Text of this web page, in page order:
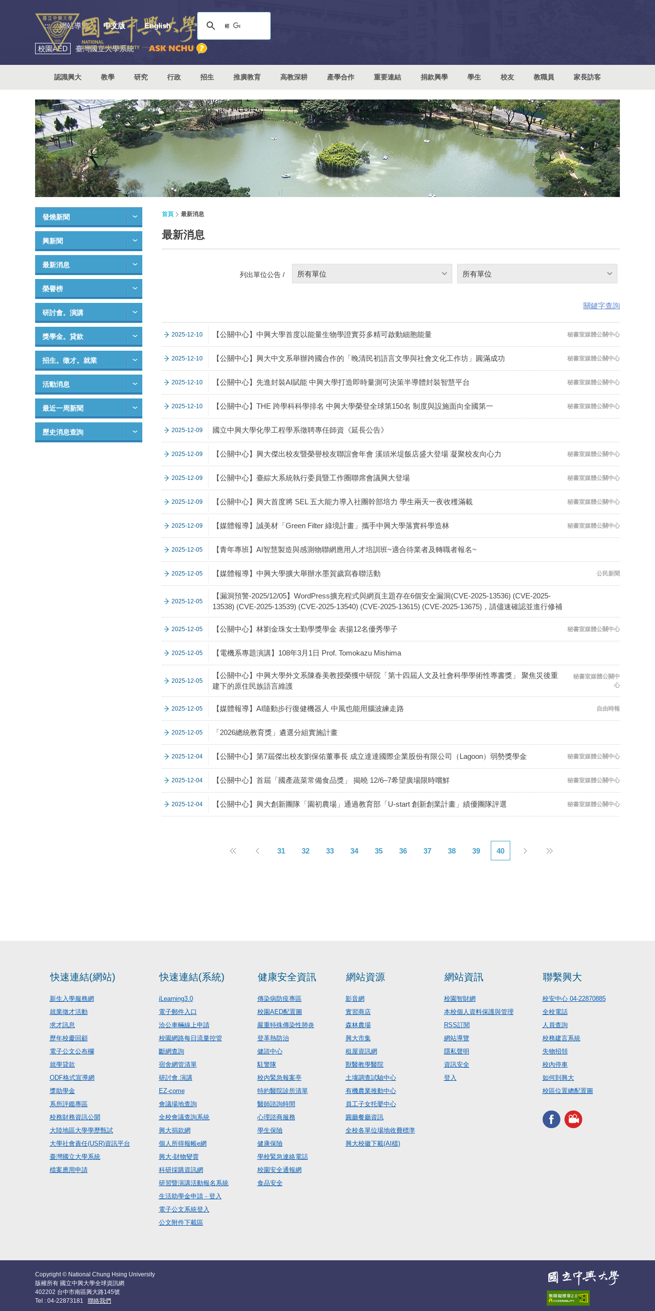
::: 網站導覽 中文版 English
校園AED 臺灣國立大學系統
認識興大 教學 研究 行政 招生 推廣教育 高教深耕 產學合作 重要連結 捐款興學 學生 校友 教職員 家長訪客
發燒新聞
興新聞
最新消息
榮譽榜
研討會。演講
獎學金。貸款
招生。徵才。就業
活動消息
最近一周新聞
歷史消息查詢
首頁 最新消息
最新消息
列出單位公告 / 所有單位 所有單位
關鍵字查詢
2025-12-10 【公關中心】中興大學首度以能量生物學證實芬多精可啟動細胞能量 秘書室媒體公關中心
2025-12-10 【公關中心】興大中文系舉辦跨國合作的「晚清民初語言文學與社會文化工作坊」圓滿成功 秘書室媒體公關中心
2025-12-10 【公關中心】先進封裝AI賦能 中興大學打造即時量測可決策半導體封裝智慧平台 秘書室媒體公關中心
2025-12-10 【公關中心】THE 跨學科科學排名 中興大學榮登全球第150名 制度與設施面向全國第一 秘書室媒體公關中心
2025-12-09 國立中興大學化學工程學系徵聘專任師資《延長公告》
2025-12-09 【公關中心】興大傑出校友暨榮譽校友聯誼會年會 溪頭米堤飯店盛大登場 凝聚校友向心力 秘書室媒體公關中心
2025-12-09 【公關中心】臺綜大系統執行委員暨工作圈聯席會議興大登場 秘書室媒體公關中心
2025-12-09 【公關中心】興大首度將 SEL 五大能力導入社團幹部培力 學生兩天一夜收穫滿載 秘書室媒體公關中心
2025-12-09 【媒體報導】誠美材「Green Filter 綠境計畫」攜手中興大學落實科學造林 秘書室媒體公關中心
2025-12-05 【青年專班】AI智慧製造與感測物聯網應用人才培訓班~適合待業者及轉職者報名~
2025-12-05 【媒體報導】中興大學擴大舉辦水墨賀歲寫春聯活動 公民新聞
2025-12-05
【漏洞預警-2025/12/05】WordPress擴充程式與網頁主題存在6個安全漏洞(CVE-2025-13536) (CVE-2025-
13538) (CVE-2025-13539) (CVE-2025-13540) (CVE-2025-13615) (CVE-2025-13675)，請儘速確認並進行修補
2025-12-05 【公關中心】林劉金珠女士勤學獎學金 表揚12名優秀學子 秘書室媒體公關中心
2025-12-05 【電機系專題演講】108年3月1日 Prof. Tomokazu Mishima
2025-12-05
【公關中心】中興大學外文系陳春美教授榮獲中研院「第十四屆人文及社會科學學術性專書獎」 聚焦災後重
建下的原住民族語言維護
秘書室媒體公關中
心
2025-12-05 【媒體報導】AI隨動步行復健機器人 中風也能用腦波練走路 自由時報
2025-12-05 「2026總統教育獎」遴選分組實施計畫
2025-12-04 【公關中心】第7屆傑出校友劉保佑董事長 成立達達國際企業股份有限公司（Lagoon）弱勢獎學金 秘書室媒體公關中心
2025-12-04 【公關中心】首屆「國產蔬菜常備食品獎」 揭曉 12/6–7希望廣場限時嚐鮮 秘書室媒體公關中心
2025-12-04 【公關中心】興大創新團隊「園初農場」通過教育部「U-start 創新創業計畫」績優團隊評選 秘書室媒體公關中心
31 32 33 34 35 36 37 38 39 40
快速連結(網站)
新生入學服務網
就業徵才活動
求才訊息
歷年校慶回顧
電子公文公布欄
就學貸款
ODF格式宣導網
獎助學金
系所評鑑專區
校務財務資訊公開
大陸地區大學學歷甄試
大學社會責任(USR)資訊平台
臺灣國立大學系統
檔案應用申請
快速連結(系統)
iLearning3.0
電子郵件入口
洽公車輛線上申請
校園網路每日流量控管
斷網查詢
宿舍網管清單
研討會.演講
EZ-come
會議場地查詢
全校會議查詢系統
興大捐款網
個人所得報帳e網
興大-財物變賣
科研採購資訊網
研習暨演講活動報名系統
生活助學金申請 - 登入
電子公文系統登入
公文附件下載區
健康安全資訊
傳染病防疫專區
校園AED配置圖
嚴重特殊傳染性肺炎
登革熱防治
健諮中心
駐警隊
校內緊急報案亭
特約醫院診所清單
醫師諮詢時間
心理諮商服務
學生保險
健康保險
學校緊急連絡電話
校園安全通報網
食品安全
網站資源
影音網
實習商店
森林農場
興大市集
租屋資訊網
獸醫教學醫院
土壤調查試驗中心
有機農業推動中心
員工子女托嬰中心
圓廳餐廳資訊
全校各單位場地收費標準
興大校徽下載(AI檔)
網站資訊
校園智財網
本校個人資料保護與管理
RSS訂閱
網站導覽
隱私聲明
資訊安全
登入
聯繫興大
校安中心 04-22870885
全校電話
人員查詢
校務建言系統
失物招領
校內停車
如何到興大
校區位置總配置圖
Copyright © National Chung Hsing University
版權所有 國立中興大學全球資訊網
402202 台中市南區興大路145號
Tel : 04-22873181 聯絡我們